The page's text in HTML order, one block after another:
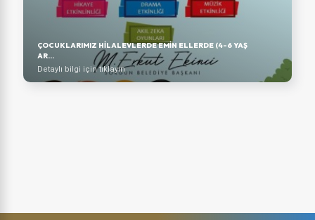
ÇOCUKLARIMIZ HİLALEVLERDE EMİN ELLERDE (4-6 YAŞ
AR...
Detaylı bilgi için tıklayın